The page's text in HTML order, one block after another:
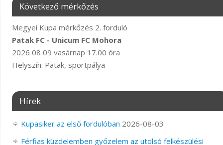
Következő mérkőzés
Megyei Kupa mérkőzés 2. forduló
Patak FC - Unicum FC Mohora
2026 08 09 vasárnap 17.00 óra
Helyszín: Patak, sportpálya
Hírek
Kupasiker az első fordulóban 2026-08-03
Férfias küzdelemben győzelem az utolsó felkészülési